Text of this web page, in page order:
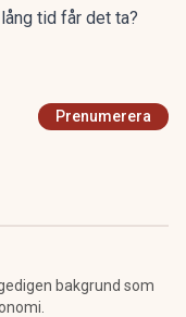
tid får det ta?
Prenumerera
bakgrund som